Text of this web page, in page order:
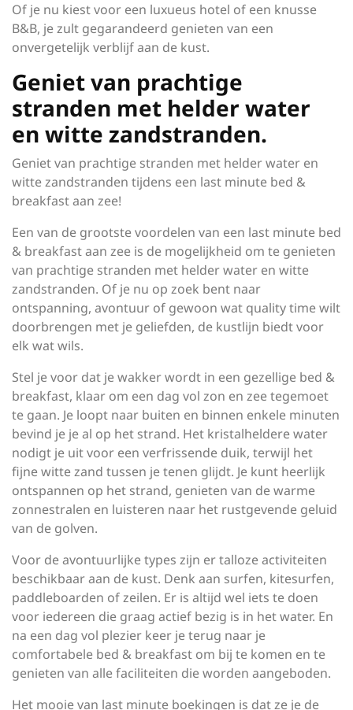
Of je nu kiest voor een luxueus hotel of een knusse
B&B, je zult gegarandeerd genieten van een
onvergetelijk verblijf aan de kust.
Geniet van prachtige
stranden met helder water
en witte zandstranden.
Geniet van prachtige stranden met helder water en
witte zandstranden tijdens een last minute bed &
breakfast aan zee!
Een van de grootste voordelen van een last minute bed
& breakfast aan zee is de mogelijkheid om te genieten
van prachtige stranden met helder water en witte
zandstranden. Of je nu op zoek bent naar
ontspanning, avontuur of gewoon wat quality time wilt
doorbrengen met je geliefden, de kustlijn biedt voor
elk wat wils.
Stel je voor dat je wakker wordt in een gezellige bed &
breakfast, klaar om een dag vol zon en zee tegemoet
te gaan. Je loopt naar buiten en binnen enkele minuten
bevind je je al op het strand. Het kristalheldere water
nodigt je uit voor een verfrissende duik, terwijl het
fijne witte zand tussen je tenen glijdt. Je kunt heerlijk
ontspannen op het strand, genieten van de warme
zonnestralen en luisteren naar het rustgevende geluid
van de golven.
Voor de avontuurlijke types zijn er talloze activiteiten
beschikbaar aan de kust. Denk aan surfen, kitesurfen,
paddleboarden of zeilen. Er is altijd wel iets te doen
voor iedereen die graag actief bezig is in het water. En
na een dag vol plezier keer je terug naar je
comfortabele bed & breakfast om bij te komen en te
genieten van alle faciliteiten die worden aangeboden.
Het mooie van last minute boekingen is dat ze je de